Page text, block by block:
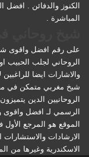
الكنوز والدفائن . افضل
المباشرة .
على رقم افضل واقوى
الروحاني لجلب الحبيب
والاشارات ايضا
شيخ مغربي متمكن في
الروحانيين الدين
الرسمي لـ افضل
الموقع هو المرجع
الارشادات
الاسكندرية وغيرها من